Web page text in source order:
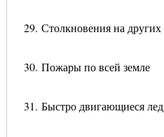
29. Столкновения на других
30. Пожары по всей земле
31. Быстро двигающиеся